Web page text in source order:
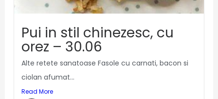
Pui in stil chinezesc, cu
orez – 30.06
Alte retete sanatoase Fasole cu carnati, bacon si
ciolan afumat...
Read More